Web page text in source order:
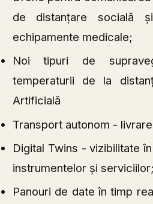
de distanțare socială
echipamente medicale;
Noi tipuri de
temperaturii de la
Artificială
Transport autonom -
Digital Twins - vizibilitate
instrumentelor și serviciilor;
Panouri de date în timp